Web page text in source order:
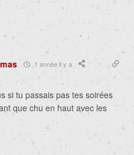
1 année il y a
si tu passais pas tes soirées
que chu en haut avec les